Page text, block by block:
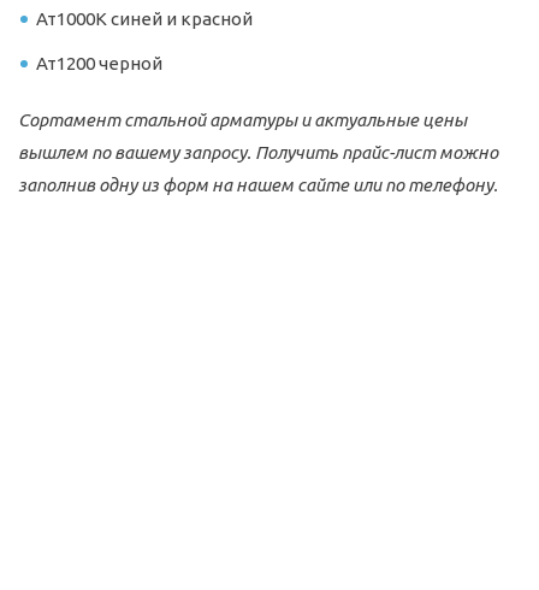
Ат1000К синей и красной
Ат1200 черной
Сортамент стальной арматуры и актуальные цены
вышлем по вашему запросу. Получить прайс-лист можно
заполнив одну из форм на нашем сайте или по телефону.